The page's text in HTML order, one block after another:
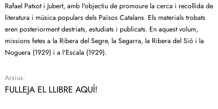
Rafael Patxot i Jubert, amb l'objectiu de promoure la cerca i recollida de
literatura i música populars dels Països Catalans. Els materials trobats
eren posteriorment destriats, estudiats i publicats. En aquest volum,
missions fetes a la Ribera del Segre, la Segarra, la Ribera del Sió i la
Noguera (1929) i a l'Escala (1929).
Arxius:
FULLEJA EL LLIBRE AQUÍ!